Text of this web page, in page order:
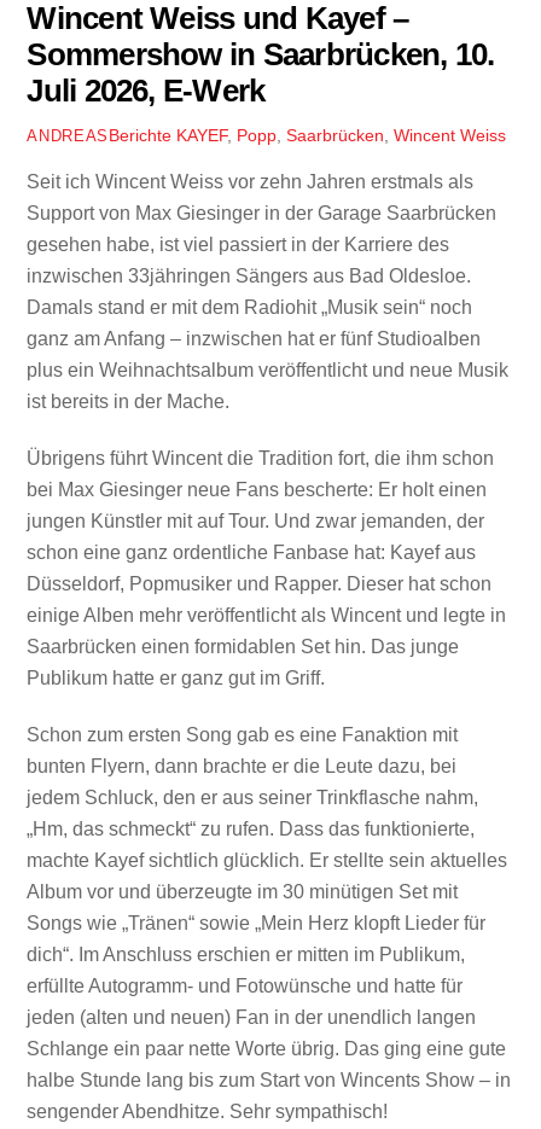
Wincent Weiss und Kayef –
Sommershow in Saarbrücken, 10.
Juli 2026, E-Werk
ANDREAS Berichte KAYEF, Popp, Saarbrücken Wincent Weiss
Seit ich Wincent Weiss vor zehn Jahren erstmals als
Support von Max Giesinger in der Garage Saarbrücken
gesehen habe, ist viel passiert in der Karriere des
inzwischen 33jähringen Sängers aus Bad Oldesloe.
Damals stand er mit dem Radiohit „Musik sein“ noch
ganz am Anfang – inzwischen hat er fünf Studioalben
plus ein Weihnachtsalbum veröffentlicht und neue Musik
ist bereits in der Mache.
Übrigens führt Wincent die Tradition fort, die ihm schon
bei Max Giesinger neue Fans bescherte: Er holt einen
jungen Künstler mit auf Tour. Und zwar jemanden, der
schon eine ganz ordentliche Fanbase hat: Kayef aus
Düsseldorf, Popmusiker und Rapper. Dieser hat schon
einige Alben mehr veröffentlicht als Wincent und legte in
Saarbrücken einen formidablen Set hin. Das junge
Publikum hatte er ganz gut im Griff.
Schon zum ersten Song gab es eine Fanaktion mit
bunten Flyern, dann brachte er die Leute dazu, bei
jedem Schluck, den er aus seiner Trinkflasche nahm,
„Hm, das schmeckt“ zu rufen. Dass das funktionierte,
machte Kayef sichtlich glücklich. Er stellte sein aktuelles
Album vor und überzeugte im 30 minütigen Set mit
Songs wie „Tränen“ sowie „Mein Herz klopft Lieder für
dich“. Im Anschluss erschien er mitten im Publikum,
erfüllte Autogramm- und Fotowünsche und hatte für
jeden (alten und neuen) Fan in der unendlich langen
Schlange ein paar nette Worte übrig. Das ging eine gute
halbe Stunde lang bis zum Start von Wincents Show – in
sengender Abendhitze. Sehr sympathisch!